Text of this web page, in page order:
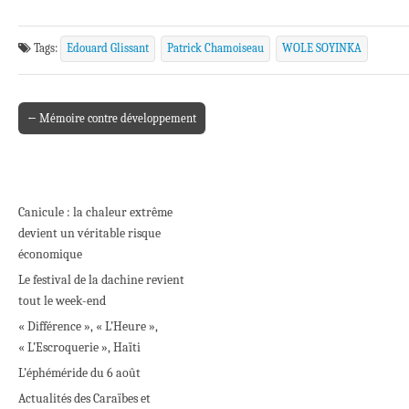
Tags: Edouard Glissant Patrick Chamoiseau WOLE SOYINKA
Post navigation
← Mémoire contre développement
Canicule : la chaleur extrême
devient un véritable risque
économique
Le festival de la dachine revient
tout le week-end
« Différence », « L’Heure »,
« L’Escroquerie », Haïti
L’éphéméride du 6 août
Actualités des Caraïbes et